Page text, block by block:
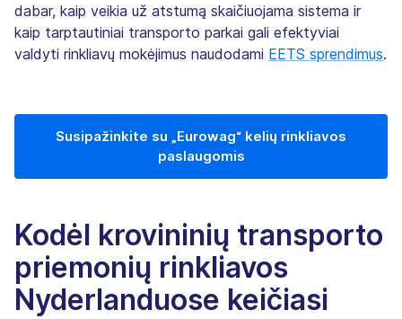
dabar, kaip veikia už atstumą skaičiuojama sistema ir
kaip tarptautiniai transporto parkai gali efektyviai
valdyti rinkliavų mokėjimus naudodami EETS sprendimus.
Susipažinkite su „Eurowag“ kelių rinkliavos
paslaugomis
Kodėl krovininių transporto
priemonių rinkliavos
Nyderlanduose keičiasi